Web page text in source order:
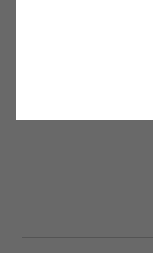
Deixe-se
o animal